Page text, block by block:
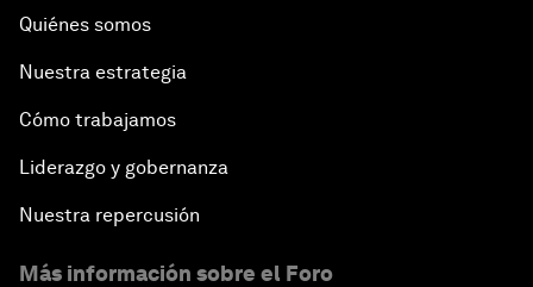
Quiénes somos
Nuestra estrategia
Cómo trabajamos
Liderazgo y gobernanza
Nuestra repercusión
Más información sobre el Foro